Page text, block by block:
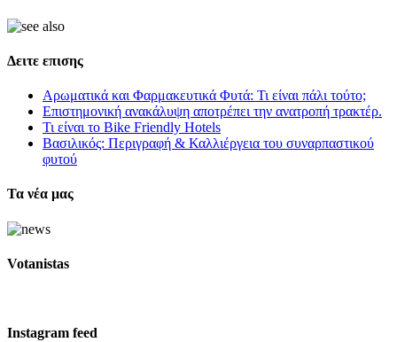
Δειτε επισης
Αρωματικά και Φαρμακευτικά Φυτά: Τι είναι πάλι τούτο;
Επιστημονική ανακάλυψη αποτρέπει την ανατροπή τρακτέρ.
Τι είναι το Bike Friendly Hotels
Βασιλικός: Περιγραφή & Καλλιέργεια του συναρπαστικού
φυτού
Τα νέα μας
Votanistas
Instagram feed